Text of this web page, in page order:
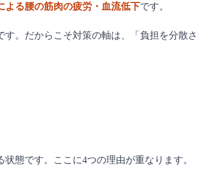
よる腰の筋肉の疲労・血流低下です。
。だからこそ対策の軸は、「負担を分散さ
態です。ここに4つの理由が重なります。